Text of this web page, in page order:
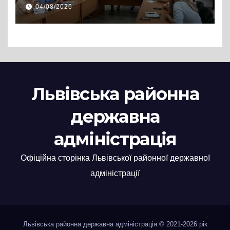
нові заяви
04/08/2026
Львівська районна
державна
адміністрація
Офіційна сторінка Львівської районної державної
адміністрації
Львівська районна державна адміністрація © 2021-2026 рік